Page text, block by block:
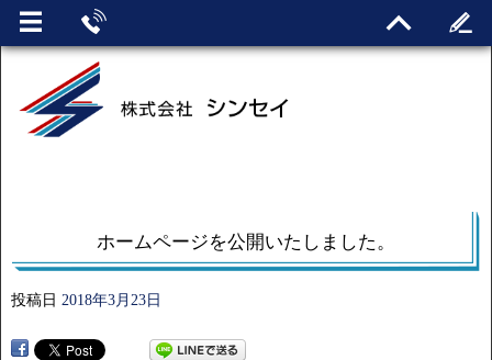
ホームページを公開いたしました。
投稿日 2018年3月23日